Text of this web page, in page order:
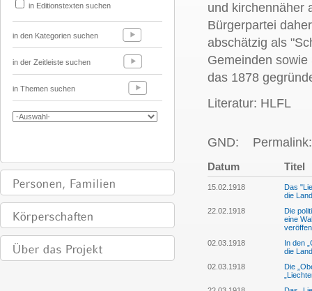
in Editionstexten suchen
in den Kategorien suchen
in der Zeitleiste suchen
in Themen suchen
und kirchennäher
Bürgerpartei
abschätzig als
Gemeinden
das 1878
Literatur: HLFL
GND:
Datum Titel
15.02.1918
Das
die
22.02.1918
Die
eine
02.03.1918
In den
die
02.03.1918
Die